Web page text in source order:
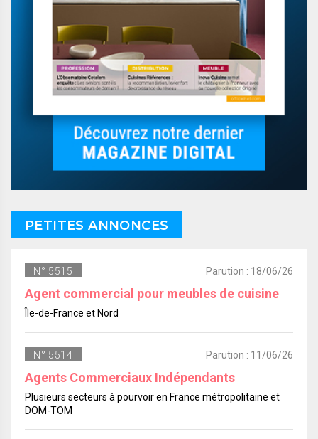
PETITES ANNONCES
N° 5515 Parution : 18/06/26
Agent commercial pour meubles de cuisine
Île-de-France et Nord
N° 5514 Parution : 11/06/26
Agents Commerciaux Indépendants
Plusieurs secteurs à pourvoir en France métropolitaine et
DOM-TOM